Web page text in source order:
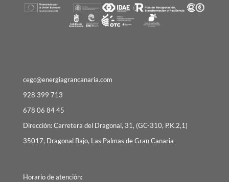
cegc@energiagrancanaria.com
928 399 713
678 06 84 45
Dirección: Carretera del Dragonal, 31, (GC-310, P.K.2,1)
35017, Dragonal Bajo, Las Palmas de Gran Canaria
Horario de atención: